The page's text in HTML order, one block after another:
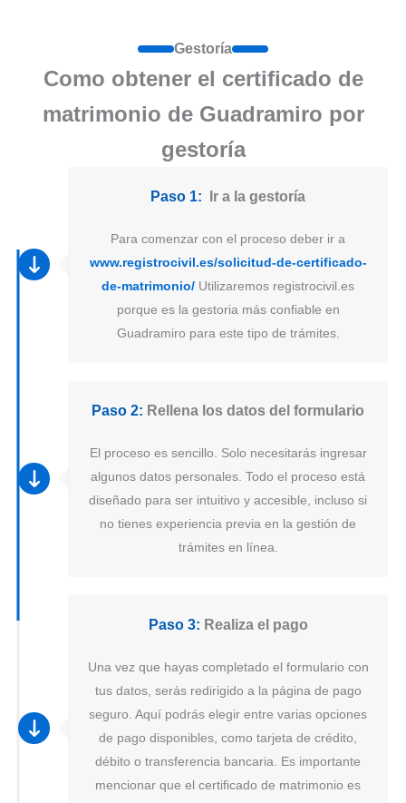
Gestoría
Como obtener el certificado de
matrimonio de Guadramiro por
gestoría
Paso 1: Ir a la gestoría
Para comenzar con el proceso deber ir a
www.registrocivil.es/solicitud-de-certificado-
de-matrimonio/ Utilizaremos registrocivil.es
porque es la gestoria más confiable en
Guadramiro para este tipo de trámites.
Paso 2: Rellena los datos del formulario
El proceso es sencillo. Solo necesitarás ingresar
algunos datos personales. Todo el proceso está
diseñado para ser intuitivo y accesible, incluso si
no tienes experiencia previa en la gestión de
trámites en línea.
Paso 3: Realiza el pago
Una vez que hayas completado el formulario con
tus datos, serás redirigido a la página de pago
seguro. Aquí podrás elegir entre varias opciones
de pago disponibles, como tarjeta de crédito,
débito o transferencia bancaria. Es importante
mencionar que el certificado de matrimonio es